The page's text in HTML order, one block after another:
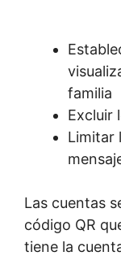
familia
Excluir
Limitar
Las cuentas
código QR
tiene la